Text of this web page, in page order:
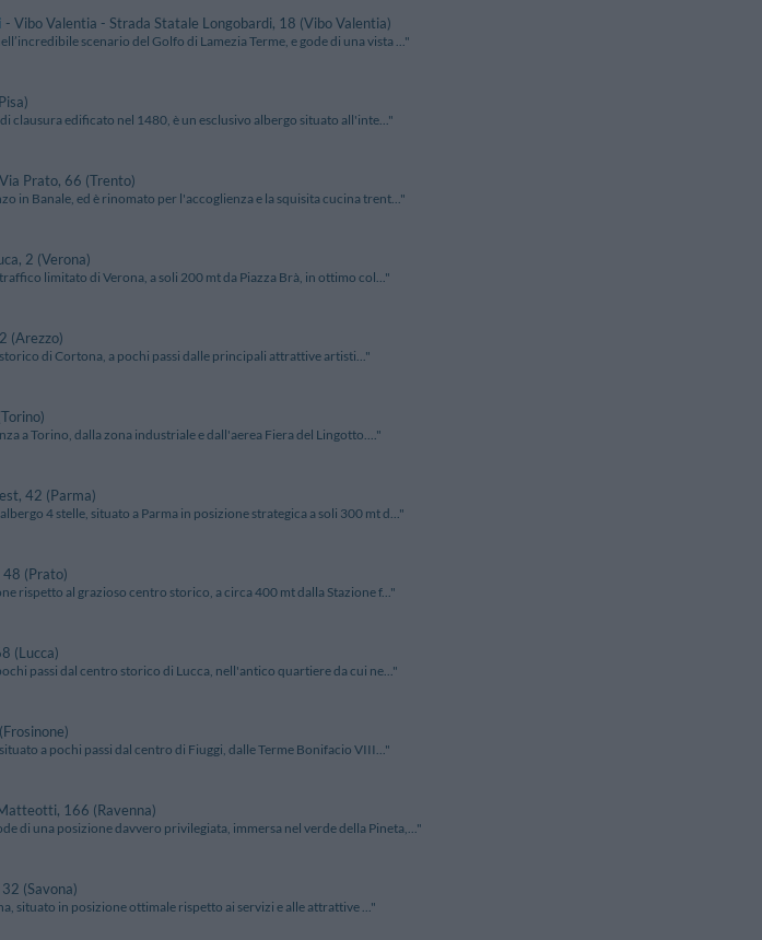
- Vibo Valentia - Strada Statale Longobardi, 18 (Vibo Valentia)
scenario del Golfo di Lamezia Terme, e gode di una vista ..."
clausura edificato nel 1480, è un esclusivo albergo situato all'inte..."
Prato, 66 (Trento)
in Banale, ed è rinomato per l'accoglienza e la squisita cucina trent..."
2 (Verona)
limitato di Verona, a soli 200 mt da Piazza Brà, in ottimo col..."
(Arezzo)
di Cortona, a pochi passi dalle principali attrattive artisti..."
a Torino, dalla zona industriale e dall'aerea Fiera del Lingotto...."
42 (Parma)
4 stelle, situato a Parma in posizione strategica a soli 300 mt d..."
48 (Prato)
rispetto al grazioso centro storico, a circa 400 mt dalla Stazione f..."
(Lucca)
passi dal centro storico di Lucca, nell'antico quartiere da cui ne..."
a pochi passi dal centro di Fiuggi, dalle Terme Bonifacio VIII..."
166 (Ravenna)
di una posizione davvero privilegiata, immersa nel verde della Pineta,..."
(Savona)
situato in posizione ottimale rispetto ai servizi e alle attrattive ..."